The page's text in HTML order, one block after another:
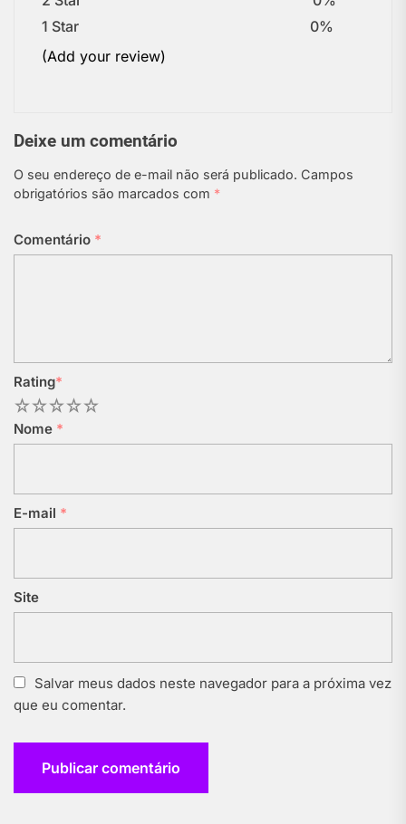
1 Star
0%
(Add your review)
Deixe um comentário
O seu endereço de e-mail não será publicado. Campos
obrigatórios são marcados com *
Comentário *
Rating*
5
4
3
2
Nome *
E-mail *
Site
Salvar meus dados neste navegador para a próxima vez
que eu comentar.